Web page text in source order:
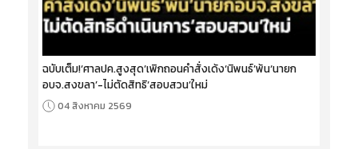
ฉบับเต็ม!‘ศาลปค.สูงสุด’เพิกถอนคำสั่งเด้ง‘นิพนธ์’พ้น‘นายก
อบจ.สงขลา’-ไม่ตัดสิทธิ‘สอบสวน’ใหม่
04 สิงหาคม 2569